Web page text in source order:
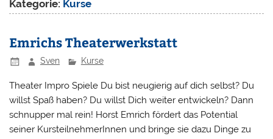
Kategorie: Kurse
Emrichs Theaterwerkstatt
Sven Kurse
Theater Impro Spiele Du bist neugierig auf dich selbst? Du
willst Spaß haben? Du willst Dich weiter entwickeln? Dann
schnupper mal rein! Horst Emrich fördert das Potential
seiner KursteilnehmerInnen und bringe sie dazu Dinge zu